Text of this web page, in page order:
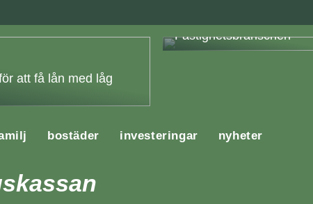
att få lån med låg
Fördelar med
Fastighetsbranschen
bostäder investeringar nyheter